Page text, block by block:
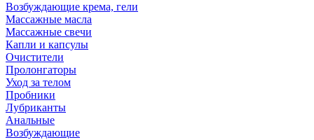
Возбуждающие крема, гели
Массажные масла
Массажные свечи
Капли и капсулы
Очистители
Пролонгаторы
Уход за телом
Пробники
Лубриканты
Анальные
Возбуждающие